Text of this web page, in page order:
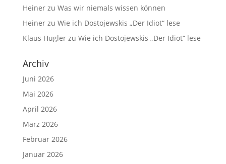
Heinerzu Was wir niemals wissen können
Heinerzu Wie ich Dostojewskis „Der Idiot“ lese
Klaus Huglerzu Wie ich Dostojewskis „Der Idiot“ lese
Archiv
Juni 2026
Mai 2026
April 2026
März 2026
Februar 2026
Januar 2026